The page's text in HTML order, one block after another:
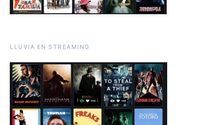
LLUVIA EN STREAMING